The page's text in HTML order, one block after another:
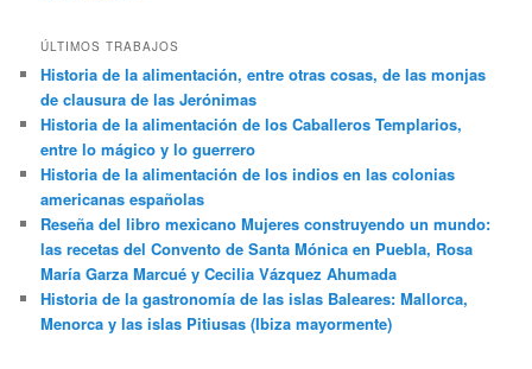
ÚLTIMOS TRABAJOS
Historia de la alimentación, entre otras cosas, de las monjas
de clausura de las Jerónimas
Historia de la alimentación de los Caballeros Templarios,
entre lo mágico y lo guerrero
Historia de la alimentación de los indios en las colonias
americanas españolas
Reseña del libro mexicano Mujeres construyendo un mundo:
las recetas del Convento de Santa Mónica en Puebla, Rosa
María Garza Marcué y Cecilia Vázquez Ahumada
Historia de la gastronomía de las islas Baleares: Mallorca,
Menorca y las islas Pitiusas (Ibiza mayormente)